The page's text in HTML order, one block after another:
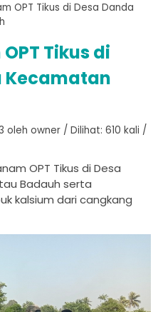
OPT Tikus di Desa Danda
Tikus di
Kecamatan
owner / Dilihat: 610 kali /
OPT Tikus di Desa
Badauh serta
kalsium dari cangkang